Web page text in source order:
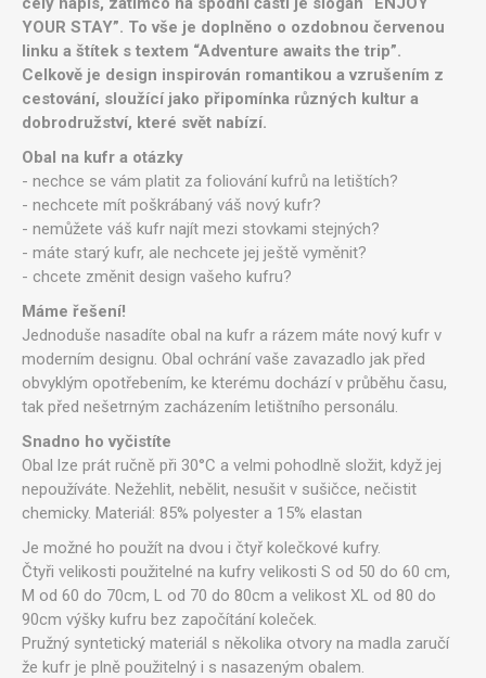
YOUR STAY”. To vše je doplněno o ozdobnou červenou
linku a štítek s textem “Adventure awaits the trip”.
Celkově je design inspirován romantikou a vzrušením z
cestování, sloužící jako připomínka různých kultur a
dobrodružství, které svět nabízí.
Obal na kufr a otázky
- nechce se vám platit za foliování kufrů na letištích?
- nechcete mít poškrábaný váš nový kufr?
- nemůžete váš kufr najít mezi stovkami stejných?
- máte starý kufr, ale nechcete jej ještě vyměnit?
- chcete změnit design vašeho kufru?
Máme řešení!
Jednoduše nasadíte obal na kufr a rázem máte nový kufr v
moderním designu. Obal ochrání vaše zavazadlo jak před
obvyklým opotřebením, ke kterému dochází v průběhu času,
tak před nešetrným zacházením letištního personálu.
Snadno ho vyčistíte
Obal lze prát ručně při 30°C a velmi pohodlně složit, když jej
nepoužíváte. Nežehlit, nebělit, nesušit v sušičce, nečistit
chemicky. Materiál: 85% polyester a 15% elastan
Je možné ho použít na dvou i čtyř kolečkové kufry.
Čtyři velikosti použitelné na kufry velikosti S od 50 do 60 cm,
M od 60 do 70cm, L od 70 do 80cm a velikost XL od 80 do
90cm výšky kufru bez započítání koleček.
Pružný syntetický materiál s několika otvory na madla zaručí
že kufr je plně použitelný i s nasazeným obalem.